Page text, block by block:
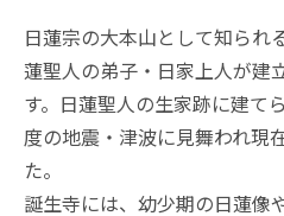
日蓮宗の大本山として知られ
蓮聖人の弟子・日家上人が建
す。日蓮聖人の生家跡に建て
度の地震・津波に見舞われ現
た。
誕生寺には、幼少期の日蓮像